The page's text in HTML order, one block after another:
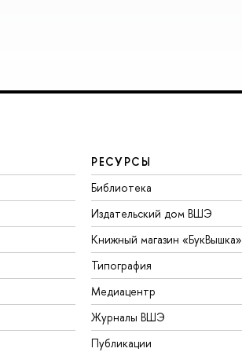
РЕСУРСЫ
Библиотека
Издательский дом ВШЭ
Книжный магазин «БукВышка»
Типография
Медиацентр
Журналы ВШЭ
Публикации